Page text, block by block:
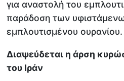
για αναστολή του
παράδοση των
εμπλουτισμένου ουρανίου.
Διαψεύδεται η άρση
του Ιράν